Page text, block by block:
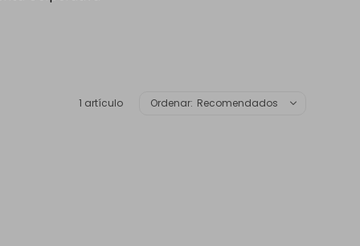
1 artículo Recomendados